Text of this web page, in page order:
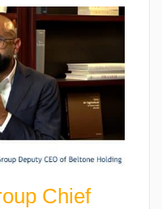
Chief